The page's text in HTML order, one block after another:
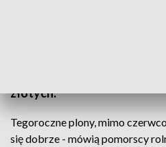
złotych.
Tegoroczne plony, mimo
się dobrze - mówią pomorscy